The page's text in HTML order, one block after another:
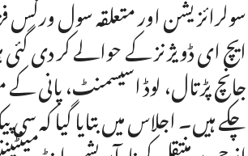
ایچ ای ڈویژنز کے حوالے کر دی گئی
جانچ پڑتال، لوڈ اسیسمنٹ، پانی کے
چکے ہیں۔ اجلاس میں بتایا گیا کہ